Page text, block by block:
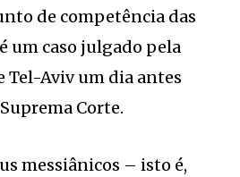
de competência das
um caso julgado pela
Tel-Aviv um dia antes
Corte.
messiânicos – isto é,